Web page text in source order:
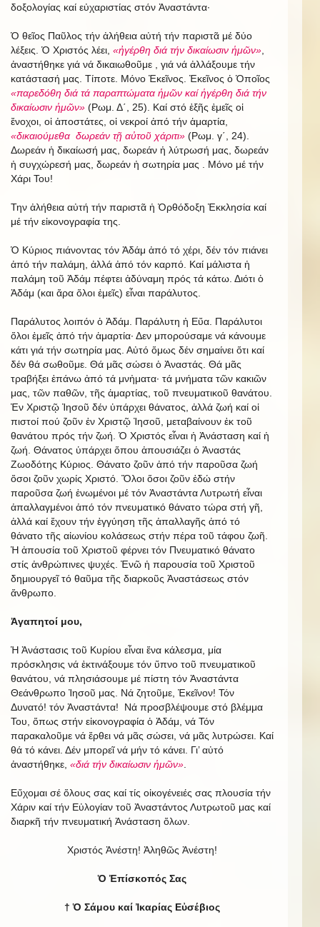
δοξολογίας καί εὐχαριστίας στόν Ἀναστάντα·
Ὁ θεῖος Παῦλος τήν ἀλήθεια αὐτή τήν παριστᾶ μέ δύο
λέξεις. Ὁ Χριστός λέει, «ἠγέρθη διά τήν δικαίωσιν ἡμῶν»
ἀναστήθηκε γιά νά δικαιωθοῦμε , γιά νά ἀλλάξουμε τήν
κατάστασή μας. Τίποτε. Μόνο Ἐκεῖνος. Ἐκεῖνος ὁ Ὁποῖος
«παρεδόθη διά τά παραπτώματα ἡμῶν καί ἡγέρθη διά τήν
δικαίωσιν ἡμῶν» (Ρωμ. Δ΄, 25). Καί στό ἐξῆς ἐμεῖς οἱ
ἔνοχοι, οἱ ἀποστάτες, οἱ νεκροί ἀπό τήν ἁμαρτία,
«δικαιούμεθα δωρεάν τῇ αὐτοῦ χάριτι» (Ρωμ. γ΄, 24).
Δωρεάν ἡ δικαίωσή μας, δωρεάν ἡ λύτρωσή μας, δωρεάν
ἡ συγχώρεσή μας, δωρεάν ἡ σωτηρία μας . Μόνο μέ τήν
Χάρι Του!
Την ἀλήθεια αὐτή τήν παριστᾶ ἡ Ὀρθόδοξη Ἐκκλησία καί
μέ τήν εἰκονογραφία της.
Ὁ Κύριος πιάνοντας τόν Ἀδάμ ἀπό τό χέρι, δέν τόν πιάνει
ἀπό τήν παλάμη, ἀλλά ἀπό τόν καρπό. Καί μάλιστα ἡ
παλάμη τοῦ Ἀδάμ πέφτει ἀδύναμη πρός τά κάτω. Διότι ὁ
Ἀδάμ (και ἄρα ὅλοι ἐμεῖς) εἶναι παράλυτος.
Παράλυτος λοιπόν ὁ Ἀδάμ. Παράλυτη ἡ Εὔα. Παράλυτοι
ὅλοι ἐμεῖς ἀπό τήν ἁμαρτία· Δεν μπορούσαμε νά κάνουμε
κάτι γιά τήν σωτηρία μας. Αὐτό ὅμως δέν σημαίνει ὅτι καί
δέν θά σωθοῦμε. Θά μᾶς σώσει ὁ Ἀναστάς. Θά μᾶς
τραβήξει ἐπάνω ἀπό τά μνἠματα· τά μνήματα τῶν κακιῶν
μας, τῶν παθῶν, τῆς ἁμαρτίας, τοῦ πνευματικοῦ θανάτου.
Ἐν Χριστῷ Ἰησοῦ δέν ὑπάρχει θάνατος, ἀλλά ζωή καί οἱ
πιστοί πού ζοῦν ἐν Χριστῷ Ἰησοῦ, μεταβαίνουν ἐκ τοῦ
θανάτου πρός τήν ζωή. Ὁ Χριστός εἶναι ἡ Ἀνάσταση καί ἡ
ζωή. Θάνατος ὑπάρχει ὅπου ἀπουσιάζει ὁ Ἀναστάς
Ζωοδότης Κύριος. Θάνατο ζοῦν ἀπό τήν παροῦσα ζωή
ὅσοι ζοῦν χωρίς Χριστό. Ὅλοι ὅσοι ζοῦν ἐδώ στήν
παροῦσα ζωή ἑνωμένοι μέ τόν Ἀναστάντα Λυτρωτή εἶναι
ἀπαλλαγμένοι ἀπό τόν πνευματικό θάνατο τώρα στή γῆ,
ἀλλά καί ἔχουν τήν ἐγγύηση τῆς ἀπαλλαγῆς ἀπό τό
θάνατο τῆς αἰωνίου κολάσεως στήν πέρα τοῦ τάφου ζωῆ.
Ἡ ἀπουσία τοῦ Χριστοῦ φέρνει τόν Πνευματικό θάνατο
στίς ἀνθρώπινες ψυχές. Ἐνῶ ἡ παρουσία τοῦ Χριστοῦ
δημιουργεῖ τό θαῦμα τῆς διαρκοῦς Ἀναστάσεως στόν
ἄνθρωπο.
Ἀγαπητοί μου,
Ἡ Ἀνάστασις τοῦ Κυρίου εἶναι ἕνα κάλεσμα, μία
πρόσκλησις νά ἐκτινάξουμε τόν ὕπνο τοῦ πνευματικοῦ
θανάτου, νά πλησιάσουμε μέ πίστη τόν Ἀναστάντα
Θεάνθρωπο Ἰησοῦ μας. Νά ζητοῦμε, Ἐκεῖνον! Τόν
Δυνατό! τόν Ἀναστάντα! Νά προσβλέψουμε στό βλέμμα
Του, ὅπως στήν εἰκονογραφία ὁ Ἀδάμ, νά Τόν
παρακαλοῦμε νά ἔρθει νά μᾶς σώσει, νά μᾶς λυτρώσει. Καί
θά τό κάνει. Δέν μπορεῖ νά μήν τό κάνει. Γι’ αὐτό
ἀναστήθηκε, «διά τήν δικαίωσιν ἡμῶν»
Εὔχομαι σέ ὅλους σας καί τίς οἰκογένειές σας πλουσία τήν
Χάριν καί τήν Εὐλογίαν τοῦ Ἀναστάντος Λυτρωτοῦ μας καί
διαρκῆ τήν πνευματική Ἀνάσταση ὅλων.
Χριστός Ἀνέστη! Ἀληθῶς Ἀνέστη!
Ὁ Ἐπίσκοπός Σας
† Ὁ Σάμου καί Ἰκαρίας Εὐσέβιος